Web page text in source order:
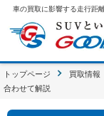
トップページ 買取情報
合わせて解説